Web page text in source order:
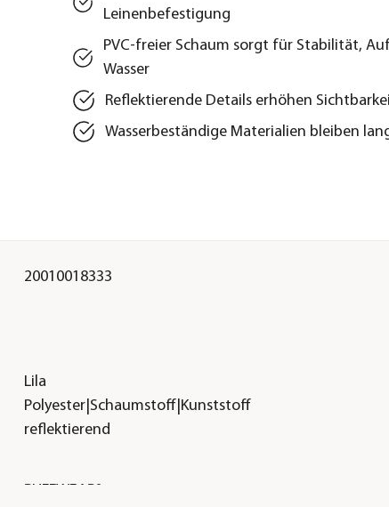
Leinenbefestigung
PVC-freier Schaum sorgt für Stabilität,
Wasser
Reflektierende Details erhöhen
Wasserbeständige Materialien bleiben
20010018333
Lila
Polyester|Schaumstoff|Kunststoff
reflektierend
RUFFWEAR®